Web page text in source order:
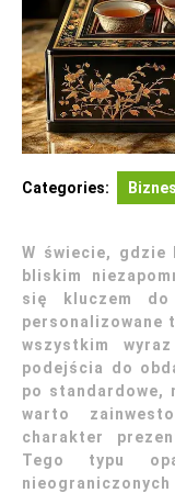
Categories: Biznes
W świecie, gdzie
bliskim
się kluczem do
personalizowane
wszystkim
podejścia do
po standardowe,
warto
charakter
Tego typu